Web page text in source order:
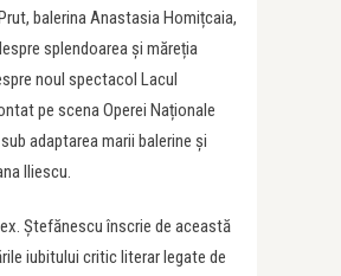
balerina Anastasia Homițcaia,
splendoarea și măreția
noul spectacol Lacul
pe scena Operei Naționale
adaptarea marii balerine și
Iliescu.
Ștefănescu înscrie de această
iubitului critic literar legate de